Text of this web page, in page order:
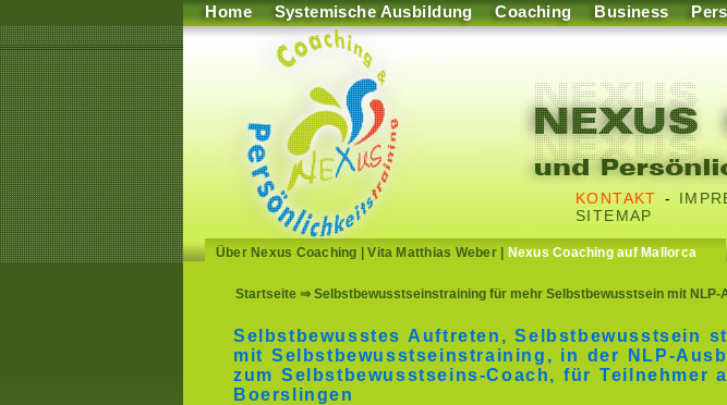
Home Systemische Ausbildung Coaching Business
KONTAKT -
SITEMAP
Über Nexus Coaching |Vita Matthias Weber| Nexus Coaching auf Mallorca
Startseite ⇒ Selbstbewusstseinstraining für mehr Selbstbewusstsein mit NLP-
Selbstbewusstes Auftreten, Selbstbewusstsein
mit Selbstbewusstseinstraining, in der NLP-
zum Selbstbewusstseins-Coach, für Teilnehmer
Boerslingen